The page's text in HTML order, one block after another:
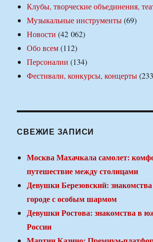
Клубы, творческие объединения,
Музыкальные инструменты(69)
Новости (42 062)
Обо всем(112)
Персоналии (134)
Фестивали, конкурсы, концерты
СВЕЖИЕ ЗАПИСИ
Москва Махачкала самолет:
путешествие между столицами
Девушки Березовский:
городе с особым шармом
Девушки Ростова: знакомства в
России